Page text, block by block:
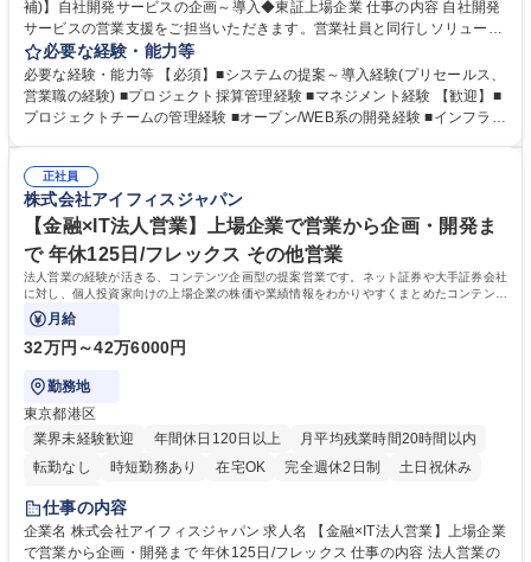
補)】自社開発サービスの企画～導入◆東証上場企業 仕事の内容 自社開発
サービスの営業支援をご担当いただきます。営業社員と同行しソリューシ
ョン構築（企画、提案）のサポート業務が全体の7～8割を占めますが、開
発フェーズにおける進捗管理などの業務もお任せします。 ■金融業界のク
ライアントに対するシステム開発企画提案段階での技術的なサポートやア
ドバイスを実施します。 ■システム開発における進捗管理～導入支援。案
イル)/ECサイト連動Web組版サービス/金融機関向け情報提供業務支援シ
ステム 募集職種 【プリセールス(管理職候補)】自社開発サービスの企画～
導入◆東証上場企業
必要な経験・能力等
必要な経験・能力等 【必須】■システムの提案～導入経験(プリセールス、
営業職の経験) ■プロジェクト採算管理経験 ■マネジメント経験 【歓迎】■
プロジェクトチームの管理経験 ■オープン/WEB系の開発経験 ■インフラ設
語：PHP、VB.net、JavaScript ■DB：MySQL、PostgreSQL、SQL Serve
r 学歴・資格 学歴：大学院 大学 高専 短大 専修学校 語学力： 資格：
正社員
株式会社アイフィスジャパン
【金融×IT法人営業】上場企業で営業から企画・開発ま
で 年休125日/フレックス その他営業
法人営業の経験が活きる、コンテンツ企画型の提案営業です。ネット証券や大手証券会社
に対し、個人投資家向けの上場企業の株価や業績情報をわかりやすくまとめたコンテンツ
を企画・開発・運営いただきます。
月給
32万円～42万6000円
勤務地
東京都港区
業界未経験歓迎
年間休日120日以上
月平均残業時間20時間以内
転勤なし
時短勤務あり 在宅OK 完全週休2日制
土日祝休み
服装自由
仕事の内容
企業名 株式会社アイフィスジャパン 求人名 【金融×IT法人営業】上場企業
で営業から企画・開発まで 年休125日/フレックス 仕事の内容 法人営業の